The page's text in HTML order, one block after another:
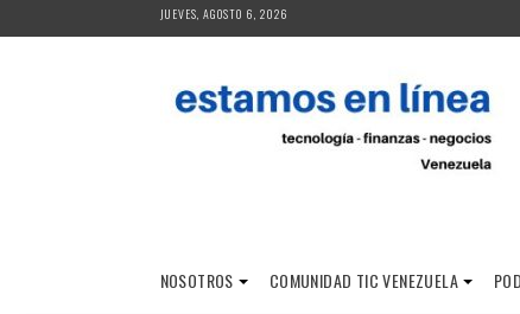
al
JUEVES, AGOSTO 6, 2026
NOSOTROS COMUNIDAD TIC VENEZUELA